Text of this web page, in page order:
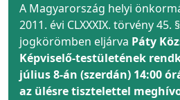
A Magyarország helyi
2011. évi CLXXXIX. törvény
jogkörömben eljárva Páty
Képviselő-testületének
július 8-án (szerdán) 14:00
az ülésre tisztelettel